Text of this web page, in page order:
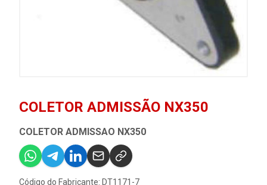
COLETOR ADMISSÃO NX350
COLETOR ADMISSAO NX350
Código do Fabricante: DT1171-7